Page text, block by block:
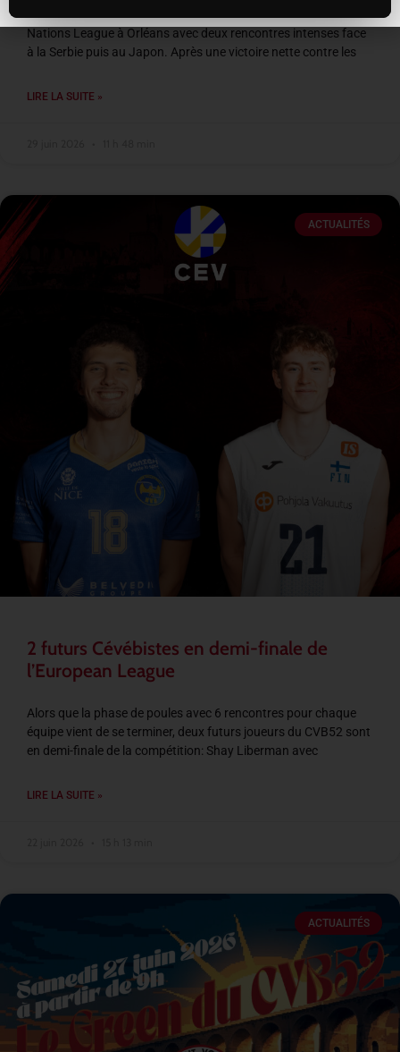
Nations League à Orléans avec deux rencontres intenses face
à la Serbie puis au Japon. Après une victoire nette contre les
LIRE LA SUITE »
ACTUALITÉS
2 futurs Cévébistes en demi-finale de
l’European League
Alors que la phase de poules avec 6 rencontres pour chaque
équipe vient de se terminer, deux futurs joueurs du CVB52 sont
en demi-finale de la compétition: Shay Liberman avec
LIRE LA SUITE »
ACTUALITÉS